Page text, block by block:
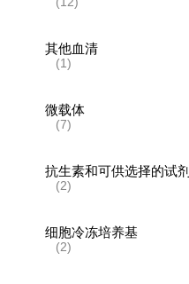
其他血清
(1)
微载体
(7)
抗生素和可供选择的试剂
(2)
细胞冷冻培养基
(2)